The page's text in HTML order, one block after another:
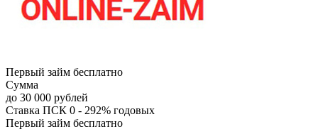
Первый займ бесплатно
Сумма
до 30 000 рублей
Ставка ПСК 0 - 292% годовых
Первый займ бесплатно